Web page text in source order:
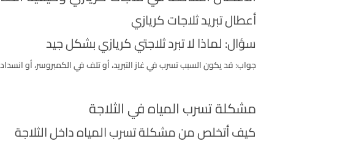
أعطال تبريد ثلاجات كريازي
سؤال: لماذا لا تبرد ثلاجتي كريازي بشكل جيد
جواب: قد يكون السبب تسرب في غاز التبريد، أو تلف في الكمبروسر، أو
مشكلة تسرب المياه في الثلاجة
كيف أتخلص من مشكلة تسرب المياه داخل الثلاجة